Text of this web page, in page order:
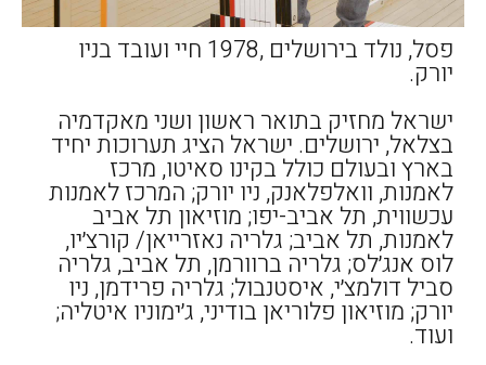
פסל, נולד בירושלים ,1978 חיי ועובד בניו
יורק.
ישראל מחזיק בתואר ראשון ושני מאקדמיה
בצלאל, ירושלים. ישראל הציג תערוכות יחיד
בארץ ובעולם כולל בקינו סאיטו, מרכז
לאמנות, וואלפלאנק, ניו יורק; המרכז לאמנות
עכשווית, תל אביב-יפו; מוזיאון תל אביב
לאמנות, תל אביב; גלריה נאזרייאן/ קורצ׳יו,
לוס אנג׳לס; גלריה ברוורמן, תל אביב, גלריה
סביל דולמצ׳י, איסטנבול; גלריה פרידמן, ניו
יורק; מוזיאון פלוריאן בודיני, ג׳ימוניו איטליה;
ועוד.